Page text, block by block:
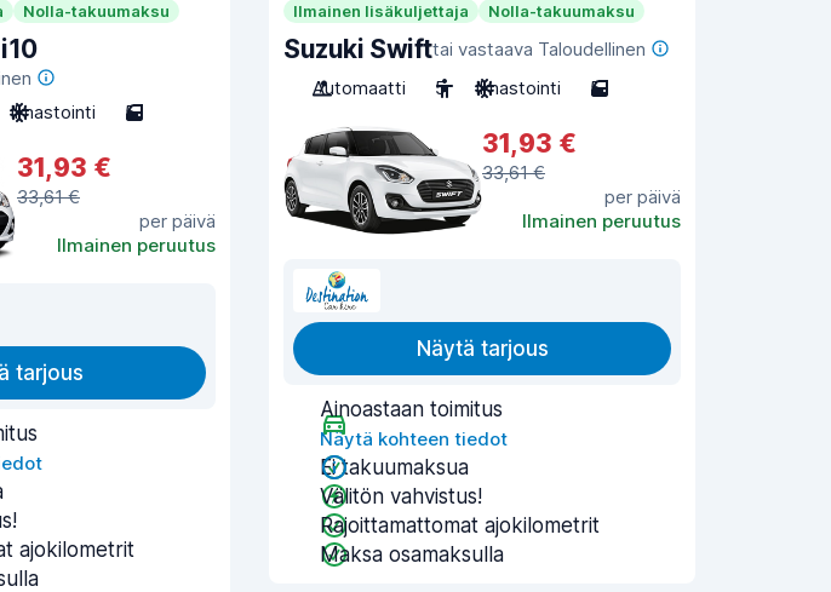
Nolla-takuumaksu
Ilmastointi 5
31,93 €
33,61 €
per päivä
Ilmainen peruutus
tarjous
ajokilometrit
Ilmainen lisäkuljettaja Nolla-takuumaksu
Suzuki Swifttai vastaava Taloudellinen
Automaatti
5 Ilmastointi 5
31,93 €
33,61 €
per päivä
Ilmainen peruutus
Näytä tarjous
Ainoastaan toimitus
Näytä kohteen tiedot
Ei takuumaksua
Välitön vahvistus!
Rajoittamattomat ajokilometrit
Maksa osamaksulla